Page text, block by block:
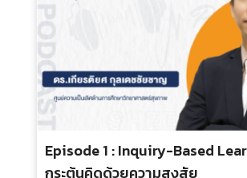
Episode 09 : The Learning
Learning Meets Potential
ประเภท :
ระยะเวลา :